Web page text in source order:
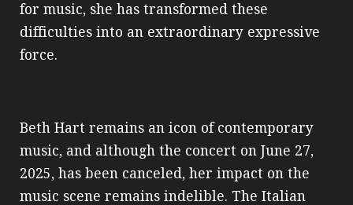
for music, she has transformed these
difficulties into an extraordinary expressive
force.
Beth Hart remains an icon of contemporary
music, and although the concert on June 27,
2025, has been canceled, her impact on the
music scene remains indelible. The Italian